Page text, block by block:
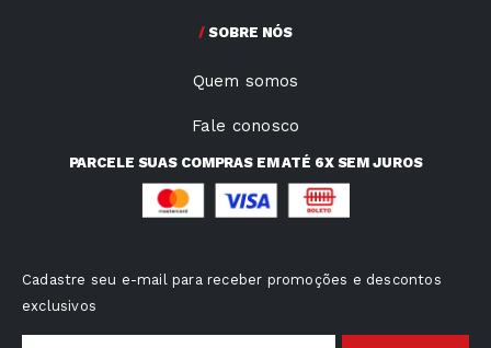
SOBRE NÓS
Quem somos
Fale conosco
PARCELE SUAS COMPRAS EM ATÉ 6X SEM JUROS
Cadastre seu e-mail para receber promoções e descontos
exclusivos